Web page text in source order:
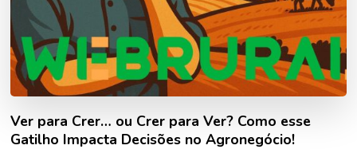
Ver para Crer… ou Crer para Ver? Como esse
Gatilho Impacta Decisões no Agronegócio!